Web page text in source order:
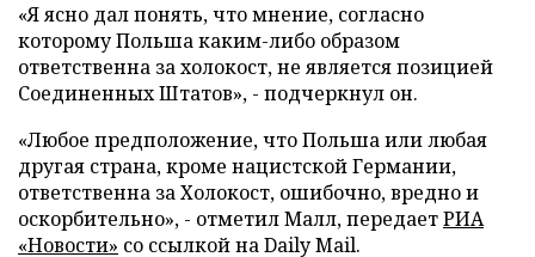
«Я ясно дал понять, что мнение, согласно
которому Польша каким-либо образом
ответственна за холокост, не является позицией
Соединенных Штатов», - подчеркнул он.
«Любое предположение, что Польша или любая
другая страна, кроме нацистской Германии,
ответственна за Холокост, ошибочно, вредно и
оскорбительно», - отметил Малл,передаетРИА
«Новости» со ссылкой наDaily Mail.